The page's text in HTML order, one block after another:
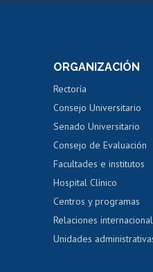
Evaluación
Calificación
Postulación al
tecnológica Tarjeta TUI
ORGANIZACIÓN
Rectoría
Consejo Universitario
Senado Universitario
Consejo de Evaluación
Facultades e institutos
Hospital Clínico
Centros y programas
Relaciones
Unidades